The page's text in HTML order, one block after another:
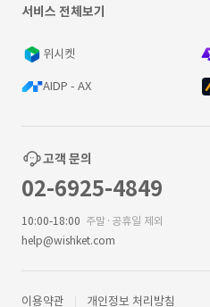
서비스 전체보기
위시켓
AIDP - AX
고객 문의
02-6925-4849
10:00-18:00 주말·공휴일 제외
help@wishket.com
이용약관 개인정보 처리방침